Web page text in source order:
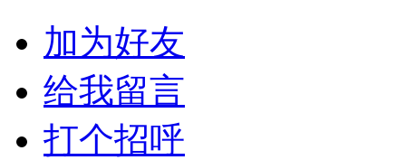
加为好友
给我留言
打个招呼